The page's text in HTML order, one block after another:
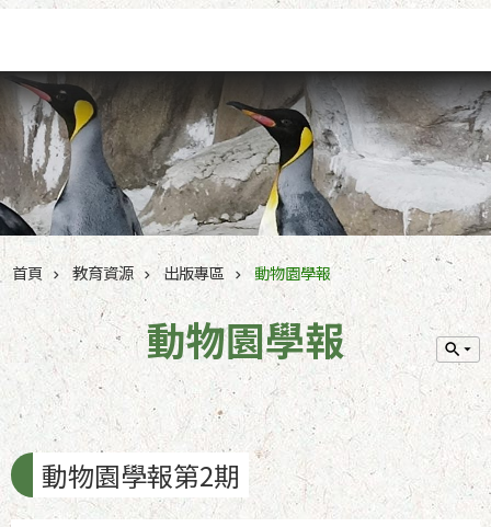
首頁 教育資源 出版專區 動物園學報
動物園學報
動物園學報第2期